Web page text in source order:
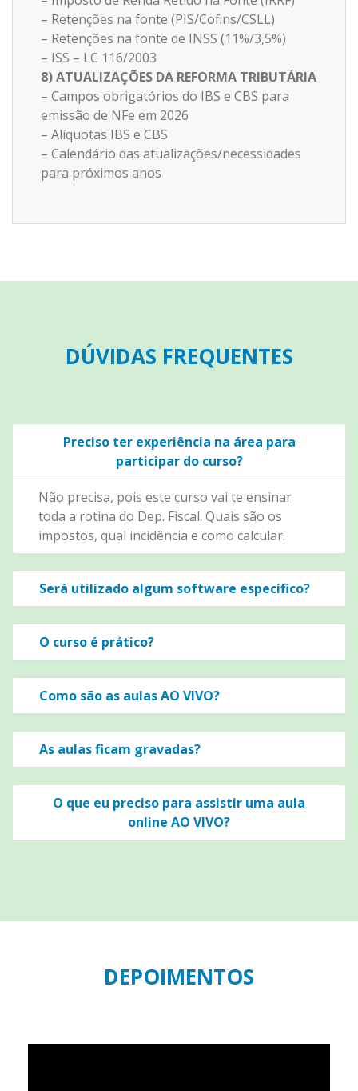
– Retenções na fonte (PIS/Cofins/CSLL)
– Retenções na fonte de INSS (11%/3,5%)
– ISS – LC 116/2003
8) ATUALIZAÇÕES DA REFORMA TRIBUTÁRIA
– Campos obrigatórios do IBS e CBS para
emissão de NFe em 2026
– Alíquotas IBS e CBS
– Calendário das atualizações/necessidades
para próximos anos
DÚVIDAS FREQUENTES
Preciso ter experiência na área para
participar do curso?
Não precisa, pois este curso vai te ensinar
toda a rotina do Dep. Fiscal. Quais são os
impostos, qual incidência e como calcular.
Será utilizado algum software específico?
O curso é prático?
Como são as aulas AO VIVO?
As aulas ficam gravadas?
O que eu preciso para assistir uma aula
online AO VIVO?
DEPOIMENTOS